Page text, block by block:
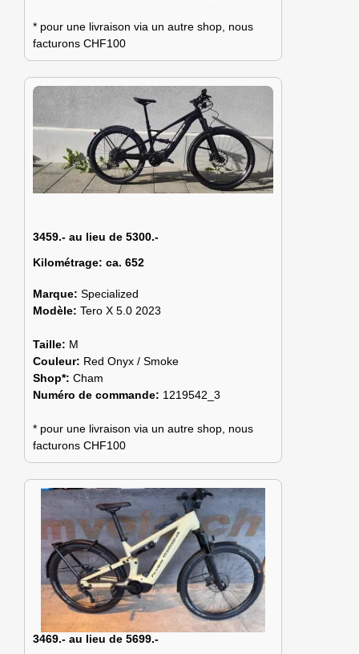
* pour une livraison via un autre shop, nous
facturons CHF100
3459.- au lieu de 5300.-
Kilométrage: ca. 652
Marque: Specialized
Modèle: Tero X 5.0 2023
Taille: M
Couleur: Red Onyx / Smoke
Shop*: Cham
Numéro de commande: 1219542_3
* pour une livraison via un autre shop, nous
facturons CHF100
3469.- au lieu de 5699.-